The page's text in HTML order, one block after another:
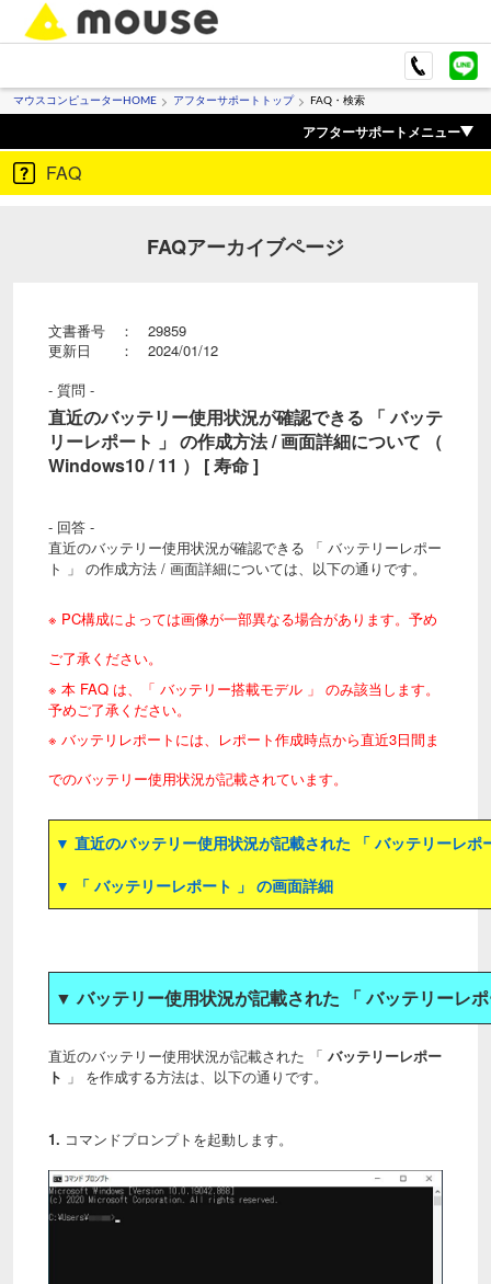
マウスコンピューターHOME アフターサポートトップ FAQ・検索
アフターサポートメニュー
FAQ
FAQアーカイブページ
文書番号 ： 29859
更新日 ： 2024/01/12
- 質問 -
直近のバッテリー使用状況が確認できる 「 バッテ
リーレポート 」 の作成方法 / 画面詳細について （
Windows10 / 11 ） [ 寿命 ]
- 回答 -
直近のバッテリー使用状況が確認できる 「 バッテリーレポー
ト 」 の作成方法 / 画面詳細については、以下の通りです。
※ PC構成によっては画像が一部異なる場合があります。予め
ご了承ください。
※ 本 FAQ は、「 バッテリー搭載モデル 」 のみ該当します。
予めご了承ください。
※ バッテリレポートには、レポート作成時点から直近3日間ま
でのバッテリー使用状況が記載されています。
▼ 直近のバッテリー使用状況が記載された 「 バッテリーレポ
▼ 「 バッテリーレポート 」 の画面詳細
▼ バッテリー使用状況が記載された 「 バッテリーレ
直近のバッテリー使用状況が記載された 「 バッテリーレポー
ト 」 を作成する方法は、以下の通りです。
1. コマンドプロンプトを起動します。